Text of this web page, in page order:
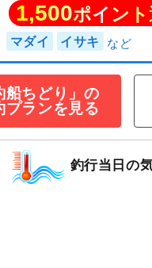
◆午前◆五目釣
15,000円/人
1,500ポイ
イサキ
船ちどり」の
プランを見る
釣行当日の